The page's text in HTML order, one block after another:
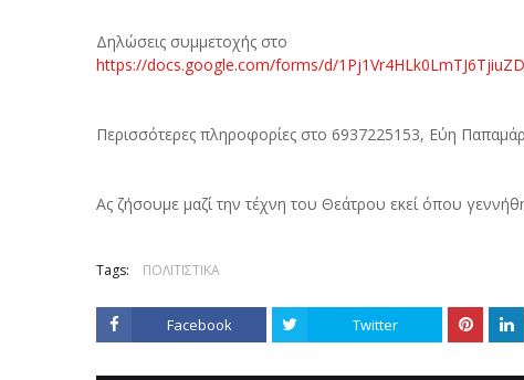
Δηλώσεις συμμετοχής στο
https://docs.google.com/forms/d/
Περισσότερες πληροφορίες στο 6937225153, Εύη
Ας ζήσουμε μαζί την τέχνη του Θεάτρου εκεί όπου
Tags: ΠΟΛΙΤΙΣΤΙΚΑ
Facebook Twitter